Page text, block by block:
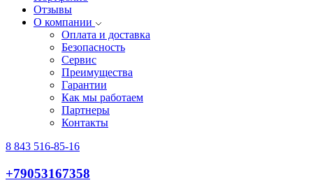
Отзывы
О компании
Оплата и доставка
Безопасность
Сервис
Преимущества
Гарантии
Как мы работаем
Партнеры
Контакты
8 843 516-85-16
+79053167358